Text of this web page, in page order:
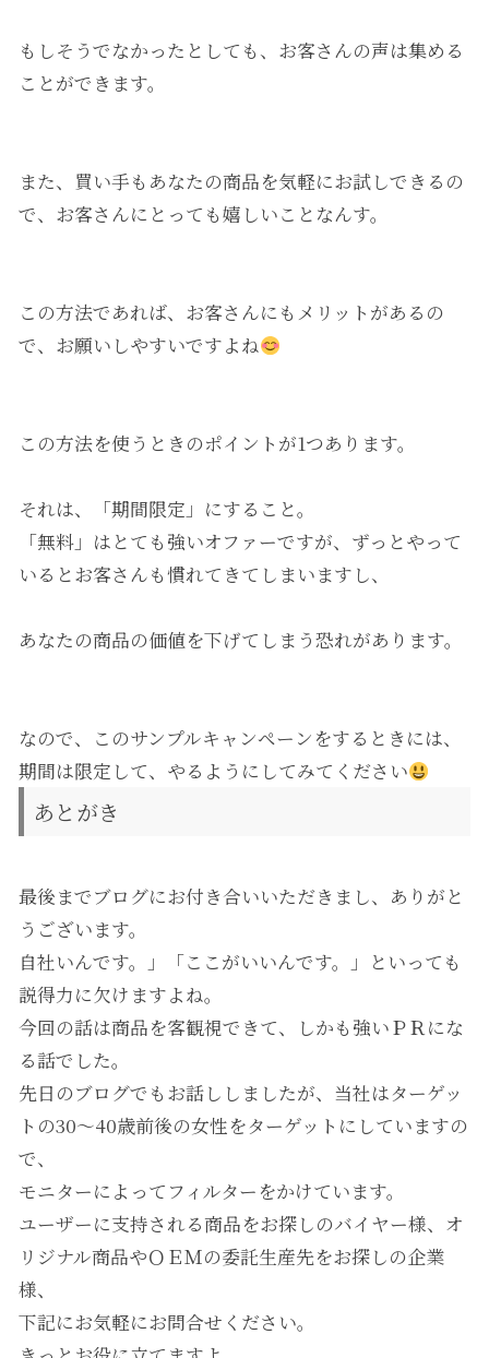
もしそうでなかったとしても、お客さんの声は集める
ことができます。
また、買い手もあなたの商品を気軽にお試しできるの
で、お客さんにとっても嬉しいことなんす。
この方法であれば、お客さんにもメリットがあるの
で、お願いしやすいですよね
この方法を使うときのポイントが1つあります。
それは、「期間限定」にすること。
「無料」はとても強いオファーですが、ずっとやって
いるとお客さんも慣れてきてしまいますし、
あなたの商品の価値を下げてしまう恐れがあります。
なので、このサンプルキャンペーンをするときには、
期間は限定して、やるようにしてみてください
あとがき
最後までブログにお付き合いいただきまし、ありがと
うございます。
自社いんです。」「ここがいいんです。」といっても
説得力に欠けますよね。
今回の話は商品を客観視できて、しかも強いＰＲにな
る話でした。
先日のブログでもお話ししましたが、当社はターゲッ
トの30～40歳前後の女性をターゲットにしていますの
で、
モニターによってフィルターをかけています。
ユーザーに支持される商品をお探しのバイヤー様、オ
リジナル商品やＯＥＭの委託生産先をお探しの企業
様、
下記にお気軽にお問合せください。